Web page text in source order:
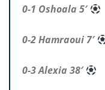
0-1 Oshoala 5′
0-2 Hamraoui 7′
0-3 Alexia 38′